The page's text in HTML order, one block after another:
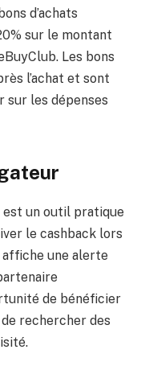
d’achats
sur le montant
Les bons
l’achat et sont
sur les dépenses
est un outil pratique
le cashback lors
affiche une alerte
de bénéficier
rechercher des